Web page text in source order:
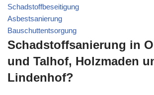
Schadstoffbeseitigung
Asbestsanierung
Bauschuttentsorgung
Schadstoffsanierung in
und Talhof, Holzmaden
Lindenhof?